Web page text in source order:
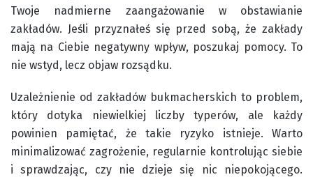
Twoje nadmierne zaangażowanie w obstawianie
zakładów. Jeśli przyznałeś się przed sobą, że zakłady
mają na Ciebie negatywny wpływ, poszukaj pomocy. To
nie wstyd, lecz objaw rozsądku.
Uzależnienie od zakładów bukmacherskich to problem,
który dotyka niewielkiej liczby typerów, ale każdy
powinien pamiętać, że takie ryzyko istnieje. Warto
minimalizować zagrożenie, regularnie kontrolując siebie
i sprawdzając, czy nie dzieje się nic niepokojącego.